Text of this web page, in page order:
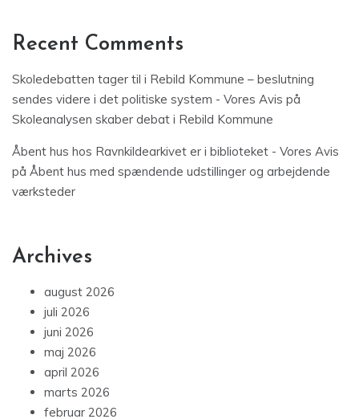
Recent Comments
Skoledebatten tager til i Rebild Kommune – beslutning
sendes videre i det politiske system - Vores Avis på
Skoleanalysen skaber debat i Rebild Kommune
Åbent hus hos Ravnkildearkivet er i biblioteket - Vores Avis
på Åbent hus med spændende udstillinger og arbejdende
værksteder
Archives
august 2026
juli 2026
juni 2026
maj 2026
april 2026
marts 2026
februar 2026